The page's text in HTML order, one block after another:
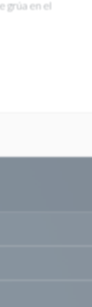
grúa en el